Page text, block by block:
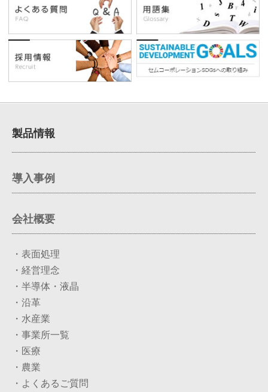
製品情報
導入事例
会社概要
・表面処理
・経営理念
・半導体・液晶
・沿革
・水産業
・事業所一覧
・医療
・農業
・よくあるご質問